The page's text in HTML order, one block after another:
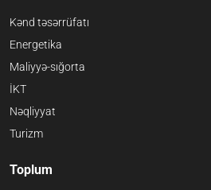
Kənd təsərrüfatı
Energetika
Maliyyə-sığorta
İKT
Nəqliyyat
Turizm
Toplum